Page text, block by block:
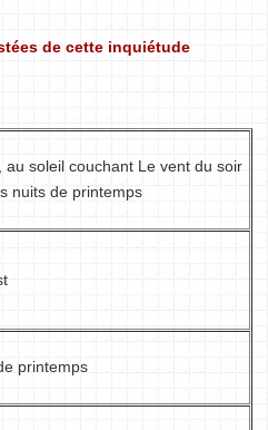
de cette inquiétude
au soleil couchant Le vent du soir
nuits de printemps
printemps